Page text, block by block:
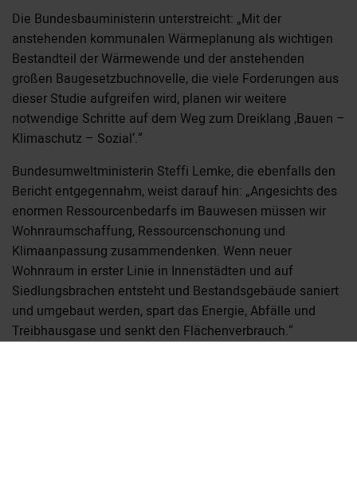
Die Bundesbauministerin unterstreicht: „Mit der
anstehenden kommunalen Wärmeplanung als wichtigen
Bestandteil der Wärmewende und der anstehenden
großen Baugesetzbuchnovelle, die viele Forderungen aus
dieser Studie aufgreifen wird, planen wir weitere
notwendige Schritte auf dem Weg zum Dreiklang ‚Bauen –
Klimaschutz – Sozial‘.“
Bundesumweltministerin Steffi Lemke, die ebenfalls den
Bericht entgegennahm, weist darauf hin: „Angesichts des
enormen Ressourcenbedarfs im Bauwesen müssen wir
Wohnraumschaffung, Ressourcenschonung und
Klimaanpassung zusammendenken. Wenn neuer
Wohnraum in erster Linie in Innenstädten und auf
Siedlungsbrachen entsteht und Bestandsgebäude saniert
und umgebaut werden, spart das Energie, Abfälle und
Treibhausgase und senkt den Flächenverbrauch.“